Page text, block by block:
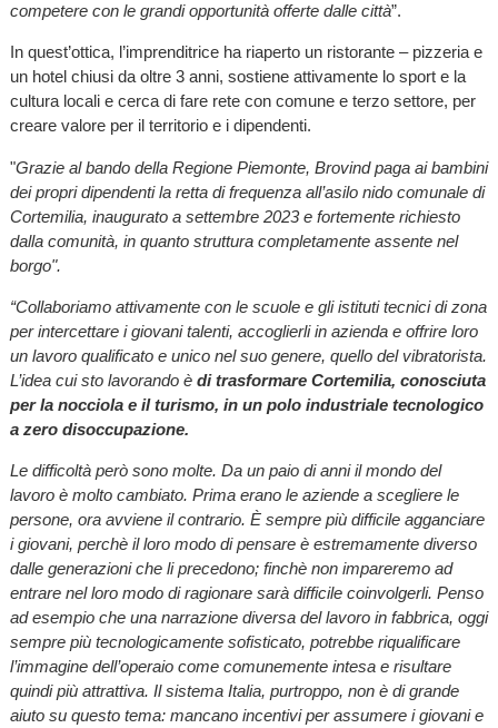
competere con le grandi opportunità offerte dalle città”.
In quest’ottica, l’imprenditrice ha riaperto un ristorante – pizzeria e
un hotel chiusi da oltre 3 anni, sostiene attivamente lo sport e la
cultura locali e cerca di fare rete con comune e terzo settore, per
creare valore per il territorio e i dipendenti.
"Grazie al bando della Regione Piemonte, Brovind paga ai bambini
dei propri dipendenti la retta di frequenza all’asilo nido comunale di
Cortemilia, inaugurato a settembre 2023 e fortemente richiesto
dalla comunità, in quanto struttura completamente assente nel
borgo".
“Collaboriamo attivamente con le scuole e gli istituti tecnici di zona
per intercettare i giovani talenti, accoglierli in azienda e offrire loro
un lavoro qualificato e unico nel suo genere, quello del vibratorista.
L’idea cui sto lavorando è di trasformare Cortemilia, conosciuta
per la nocciola e il turismo, in un polo industriale tecnologico
a zero disoccupazione.
Le difficoltà però sono molte. Da un paio di anni il mondo del
lavoro è molto cambiato. Prima erano le aziende a scegliere le
persone, ora avviene il contrario. È sempre più difficile agganciare
i giovani, perchè il loro modo di pensare è estremamente diverso
dalle generazioni che li precedono; finchè non impareremo ad
entrare nel loro modo di ragionare sarà difficile coinvolgerli. Penso
ad esempio che una narrazione diversa del lavoro in fabbrica, oggi
sempre più tecnologicamente sofisticato, potrebbe riqualificare
l’immagine dell’operaio come comunemente intesa e risultare
quindi più attrattiva. Il sistema Italia, purtroppo, non è di grande
aiuto su questo tema: mancano incentivi per assumere i giovani e